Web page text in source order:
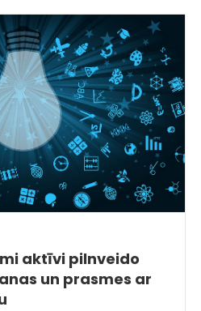
aktīvi pilnveido
un prasmes ar